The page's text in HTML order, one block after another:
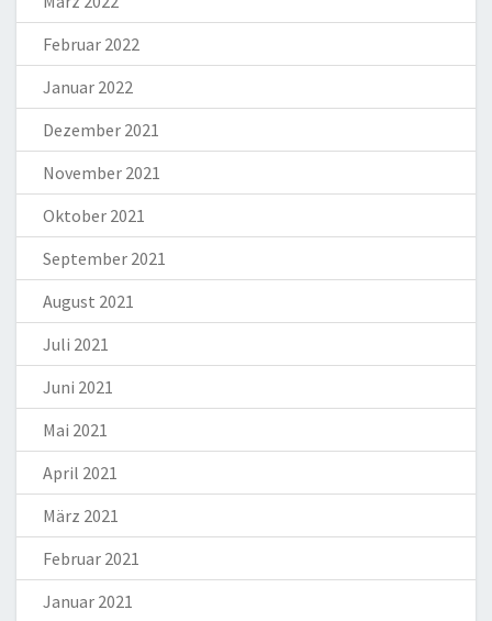
Februar 2022
Januar 2022
Dezember 2021
November 2021
Oktober 2021
September 2021
August 2021
Juli 2021
Juni 2021
Mai 2021
April 2021
März 2021
Februar 2021
Januar 2021